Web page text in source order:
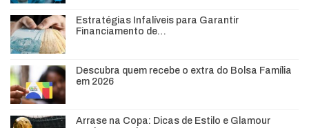
Estratégias Infalíveis para Garantir
Financiamento de…
Descubra quem recebe o extra do Bolsa Família
em 2026
Arrase na Copa: Dicas de Estilo e Glamour